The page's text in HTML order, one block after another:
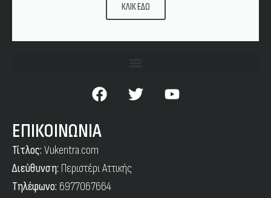
ΚΛΙΚ ΕΔΩ
ΕΠΙΚΟΙΝΩΝΙΑ
Τίτλος: Vukentra.com
Διεύθυνση: Περιστέρι Αττικής
Τηλέφωνο: 6977067664